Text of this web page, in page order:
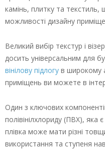
камінь, плитку та
можливості дизайну
Великий вибір текстур і
досить універсальним для
вінілову підлогу в широкому
приміщень ви можете в
Один з ключових
полівінілхлориду (ПВХ),
плівка може мати різні
використання та ступеня